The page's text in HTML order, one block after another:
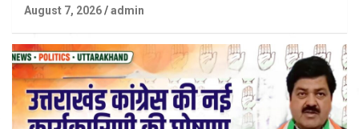
August 7, 2026 admin